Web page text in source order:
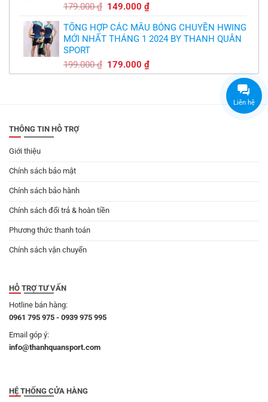
179.000₫ Giá
là:
179.000 ₫.
149.000₫Giá
tại
là:
TỔNG HỢP CÁC MẪU BÓNG CHUYỀN HWING
MỚI NHẤT THÁNG 1 2024 BY THANH QUÂN
SPORT
199.000₫ Giá
gốc
179.000₫Giá
hiện
THÔNG TIN HỖ TRỢ
Giới thiệu
Chính sách bảo mật
Chính sách bảo hành
Chính sách đổi trả & hoàn tiền
Phương thức thanh toán
Chính sách vận chuyển
HỖ TRỢ TƯ VẤN
Hotline bán hàng:
0961 795 975 - 0939 975 995
Email góp ý:
info@thanhquansport.com
HỆ THỐNG CỬA HÀNG
Liên hệ